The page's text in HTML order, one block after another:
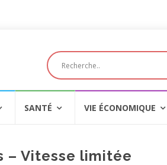
SANTÉ VIE ÉCONOMIQUE
– Vitesse limitée